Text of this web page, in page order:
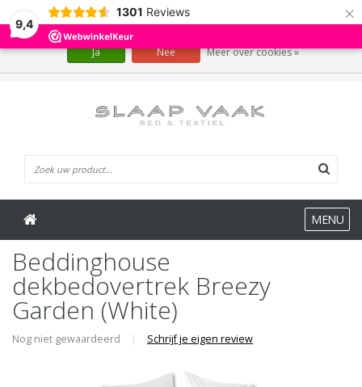
9,4
1301 Reviews ×
MENU
Beddinghouse
dekbedovertrek Breezy
Garden (White)
Nog niet gewaardeerd | Schrijf je eigen review
Wij slaan cookies op om onze website te verbeteren. Is dat akkoord?
Ja Nee Meer over cookies »